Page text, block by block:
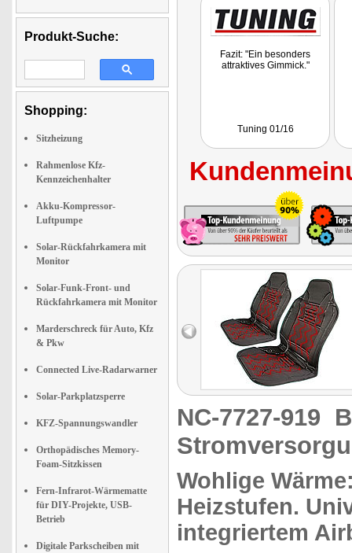
Produkt-Suche:
Shopping:
Sitzheizung
Rahmenlose Kfz-
Kennzeichenhalter
Akku-Kompressor-
Luftpumpe
Solar-Rückfahrkamera mit
Monitor
Solar-Funk-Front- und
Rückfahrkamera mit Monitor
Marderschreck für Auto, Kfz
& Pkw
Connected Live-Radarwarner
Solar-Parkplatzsperre
KFZ-Spannungswandler
Orthopädisches Memory-
Foam-Sitzkissen
Fern-Infrarot-Wärmematte
für DIY-Projekte, USB-
Betrieb
Digitale Parkscheiben mit
Fazit: "Ein besonders
attraktives Gimmick."
Tuning 01/16
NC-7727-919
Wohlige
Heizstufen.
integriertem